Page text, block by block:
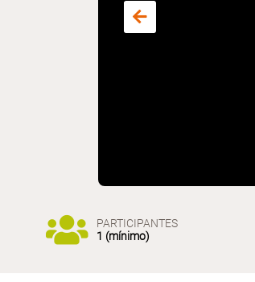
PARTICIPANTES
1 (mínimo)